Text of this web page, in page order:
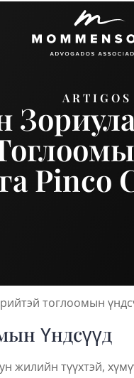
ARTIGOS
Pinco
тоглоомын
Үндсүүд
жилийн түүхтэй,